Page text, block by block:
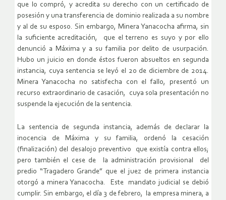
que lo compró, y acredita su derecho con un certificado de
posesión y una transferencia de dominio realizada a su nombre
y al de su esposo. Sin embargo, Minera Yanacocha afirma, sin
la suficiente acreditación, que el terreno es suyo y por ello
denunció a Máxima y a su familia por delito de usurpación.
Hubo un juicio en donde éstos fueron absueltos en segunda
instancia, cuya sentencia se leyó el 20 de diciembre de 2014.
Minera Yanacocha no satisfecha con el fallo, presentó un
recurso extraordinario de casación, cuya sola presentación no
suspende la ejecución de la sentencia.
La sentencia de segunda instancia, además de declarar la
inocencia de Máxima y su familia, ordenó la cesación
(finalización) del desalojo preventivo que existía contra ellos;
pero también el cese de la administración provisional del
predio “Tragadero Grande” que el juez de primera instancia
otorgó a minera Yanacocha. Este mandato judicial se debió
cumplir. Sin embargo, el día 3 de febrero, la empresa minera, a